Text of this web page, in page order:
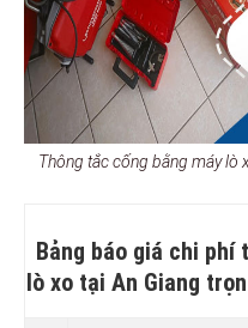
Thông tắc cống bằng máy lò
Bảng báo giá chi phí
lò xo tại An Giang